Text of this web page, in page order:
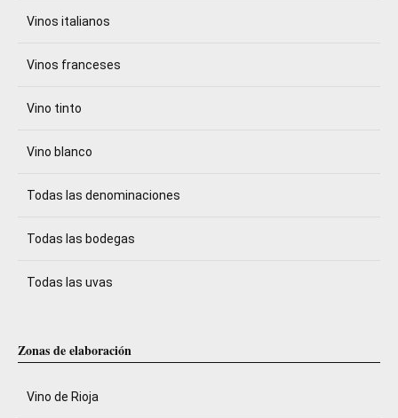
Vinos italianos
Vinos franceses
Vino tinto
Vino blanco
Todas las denominaciones
Todas las bodegas
Todas las uvas
Zonas de elaboración
Vino de Rioja